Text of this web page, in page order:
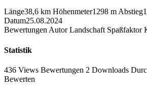
Länge38,6 km Höhenmeter1298 m Abstieg
Datum25.08.2024
Bewertungen Autor Landschaft Spaßfaktor
Statistik
436 Views Bewertungen 2 Downloads
Bewerten